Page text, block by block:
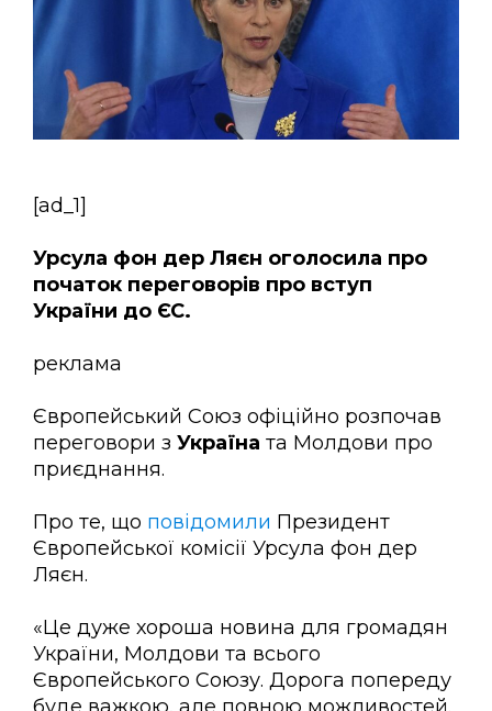
[ad_1]
Урсула фон дер Ляєн оголосила про
початок переговорів про вступ
України до ЄС.
реклама
Європейський Союз офіційно розпочав
переговори з Україна та Молдови про
приєднання.
Про те, що повідомили Президент
Європейської комісії Урсула фон дер
Ляєн.
«Це дуже хороша новина для громадян
України, Молдови та всього
Європейського Союзу. Дорога попереду